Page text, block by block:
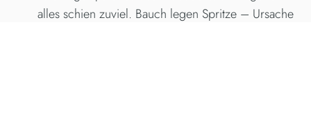
alles schien zuviel. Bauch legen Spritze – Ursache